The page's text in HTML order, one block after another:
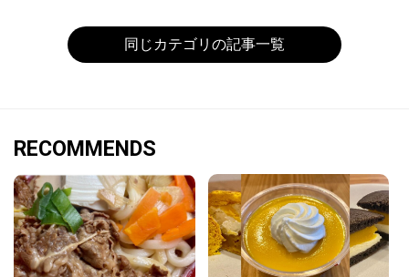
同じカテゴリの記事一覧
RECOMMENDS